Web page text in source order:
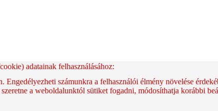
adatainak felhasználásához:
számunkra a felhasználói élmény növelése
a weboldalunktól sütiket fogadni, módosíthatja korábbi